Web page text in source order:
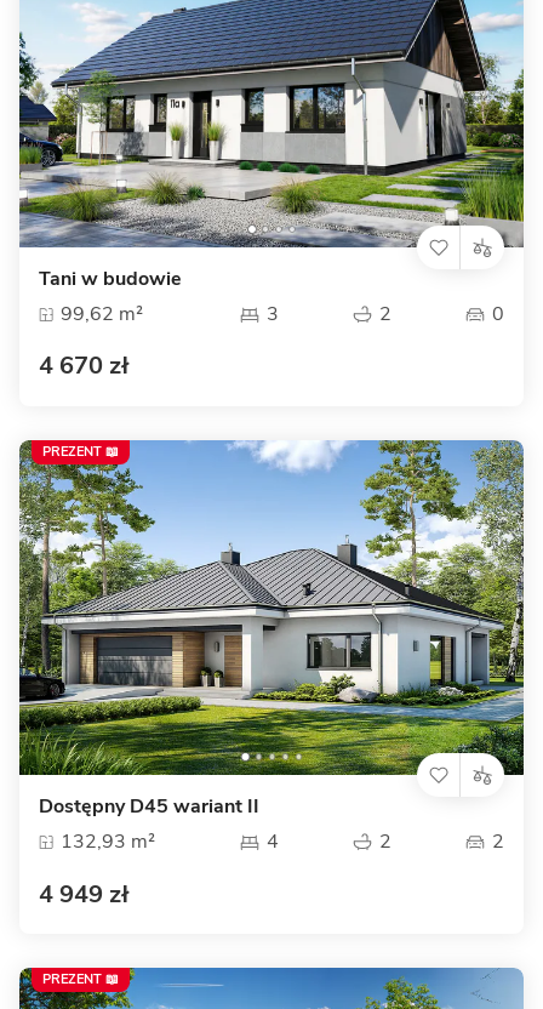
Tani w budowie
99,62 m²
3 2 0
4 670 zł
Dostępny D45 wariant II
132,93 m²
4 2 2
4 949 zł
PREZENT 📖
PREZENT 📖